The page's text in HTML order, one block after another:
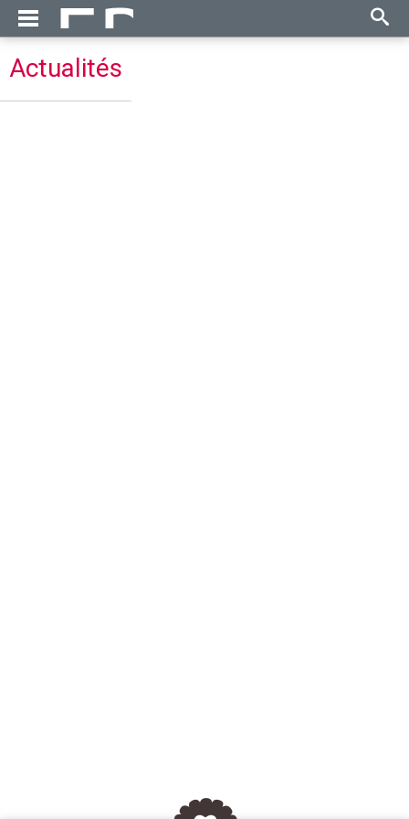
Actualités